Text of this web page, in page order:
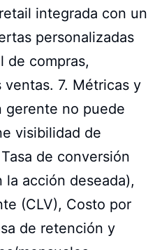
integrada con un
personalizadas
de compras,
7. Métricas y
gerente no puede
visibilidad de
de conversión
la acción deseada),
(CLV), Costo por
de retención y